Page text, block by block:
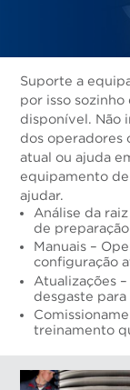
Suporte a
por isso
disponível. Não
dos operadores
atual ou ajuda
equipamento
ajudar.
Análise da
de
Manuais –
configuração
Atualizações
desgaste
treinamento